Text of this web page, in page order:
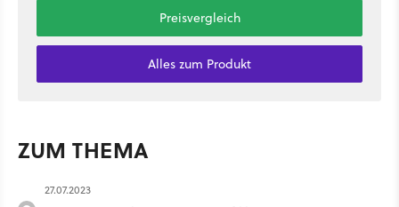
Preisvergleich
Alles zum Produkt
ZUM THEMA
27.07.2023